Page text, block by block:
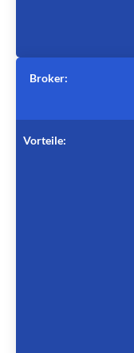
Broker:
Vorteile: